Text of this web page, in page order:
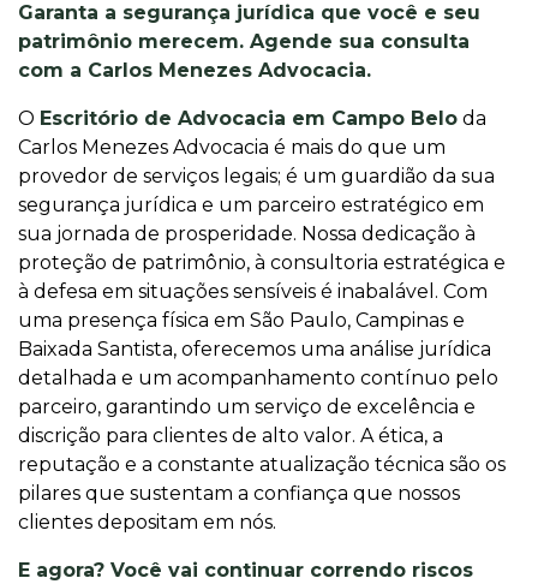
Garanta a segurança jurídica que você e seu
patrimônio merecem. Agende sua consulta
com a Carlos Menezes Advocacia.
O Escritório de Advocacia em Campo Belo da
Carlos Menezes Advocacia é mais do que um
provedor de serviços legais; é um guardião da sua
segurança jurídica e um parceiro estratégico em
sua jornada de prosperidade. Nossa dedicação à
proteção de patrimônio, à consultoria estratégica e
à defesa em situações sensíveis é inabalável. Com
uma presença física em São Paulo, Campinas e
Baixada Santista, oferecemos uma análise jurídica
detalhada e um acompanhamento contínuo pelo
parceiro, garantindo um serviço de excelência e
discrição para clientes de alto valor. A ética, a
reputação e a constante atualização técnica são os
pilares que sustentam a confiança que nossos
clientes depositam em nós.
E agora? Você vai continuar correndo riscos